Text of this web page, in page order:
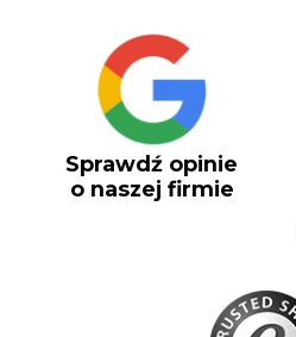
Sprawdź opinie
o naszej firmie